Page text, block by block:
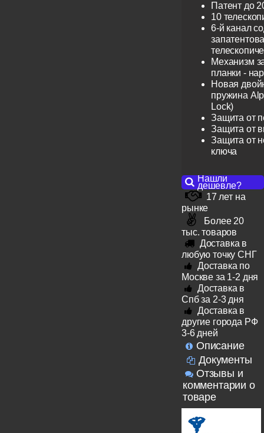
Патент до
10
6-й канал
Механизм
планки -
Новая
пружина
Lock)
Защита от
Защита от
Защита от
ключа
Нашли
дешевле?
17 лет на
рынке
Более 20
тыс. товаров
Доставка в
любую точку СНГ
Доставка по
Москве за 1-2 дня
Доставка в
Спб за 2-3 дня
Доставка в
другие города РФ
3-6 дней
Описание
Документы
Отзывы и
комментарии о
товаре